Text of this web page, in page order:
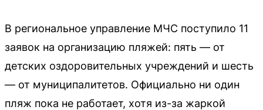
В региональное управление МЧС поступило 11
заявок на организацию пляжей: пять — от
детских оздоровительных учреждений и шесть
— от муниципалитетов. Официально ни один
пляж пока не работает, хотя из-за жаркой